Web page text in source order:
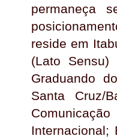
permaneça
reside em
(Lato Sensu)
Graduando
Santa Cruz/
Internacional;